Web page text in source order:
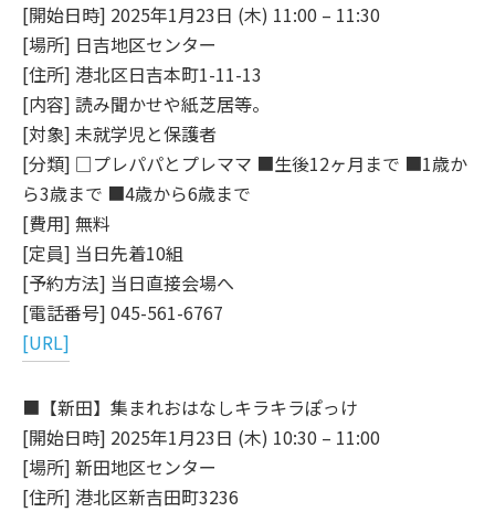
[開始日時] 2025年1月23日 (木) 11:00 – 11:30
[場所] 日吉地区センター
[住所] 港北区日吉本町1-11-13
[内容] 読み聞かせや紙芝居等。
[対象] 未就学児と保護者
[分類] □プレパパとプレママ ■生後12ヶ月まで ■1歳か
ら3歳まで ■4歳から6歳まで
[費用] 無料
[定員] 当日先着10組
[予約方法] 当日直接会場へ
[電話番号] 045-561-6767
[URL]
■【新田】集まれおはなしキラキラぽっけ
[開始日時] 2025年1月23日 (木) 10:30 – 11:00
[場所] 新田地区センター
[住所] 港北区新吉田町3236